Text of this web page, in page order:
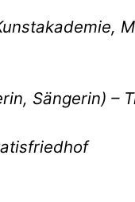
Sängerin) –